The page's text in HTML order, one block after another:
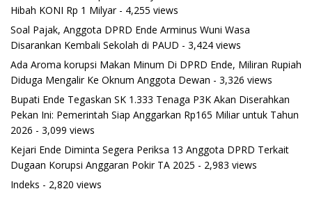
Hibah KONI Rp 1 Milyar- 4,255 views
Soal Pajak, Anggota DPRD Ende Arminus Wuni Wasa
Disarankan Kembali Sekolah di PAUD - 3,424 views
Ada Aroma korupsi Makan Minum Di DPRD Ende, Miliran Rupiah
Diduga Mengalir Ke Oknum Anggota Dewan - 3,326 views
Bupati Ende Tegaskan SK 1.333 Tenaga P3K Akan Diserahkan
Pekan Ini: Pemerintah Siap Anggarkan Rp165 Miliar untuk Tahun
2026 - 3,099 views
Kejari Ende Diminta Segera Periksa 13 Anggota DPRD Terkait
Dugaan Korupsi Anggaran Pokir TA 2025 - 2,983 views
Indeks - 2,820 views